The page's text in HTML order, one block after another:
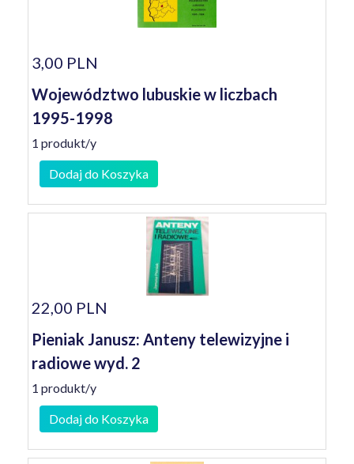
3,00 PLN
Województwo lubuskie w liczbach
1995-1998
1 produkt/y
Dodaj do Koszyka
22,00 PLN
Pieniak Janusz: Anteny telewizyjne i
radiowe wyd. 2
1 produkt/y
Dodaj do Koszyka